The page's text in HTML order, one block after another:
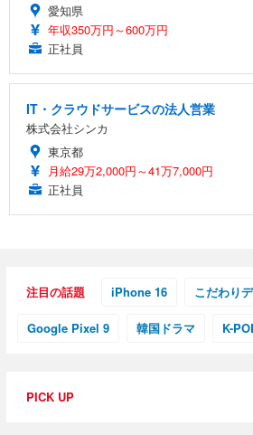
愛知県
年収350万円～600万円
正社員
IT・クラウドサービスの法人営業
株式会社シンカ
東京都
月給29万2,000円～41万7,000円
正社員
注目の話題 iPhone 16 こだわり
Google Pixel 9 韓国ドラマ K-
PICK UP